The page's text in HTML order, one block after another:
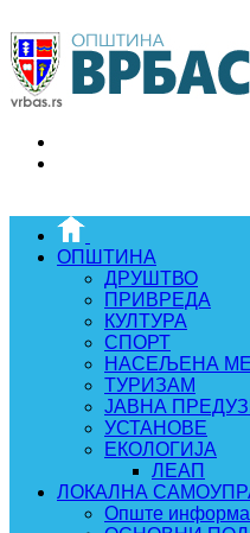
ОПШТИНА
ДРУШТВО
ПРИВРЕДА
КУЛТУРА
СПОРТ
НАСЕЉЕНА
ТУРИЗАМ
ЈАВНА
УСТАНОВЕ
ЕКОЛОГИЈА
ЛЕАП
ЛОКАЛНА
Опште